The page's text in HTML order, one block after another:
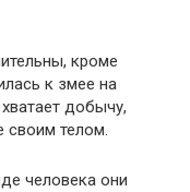
кроме
к змее на
добычу,
своим телом.
человека они